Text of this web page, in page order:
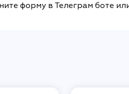
форму в Телеграм боте